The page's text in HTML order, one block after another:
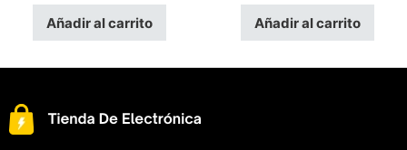
Añadir al carrito Añadir al carrito